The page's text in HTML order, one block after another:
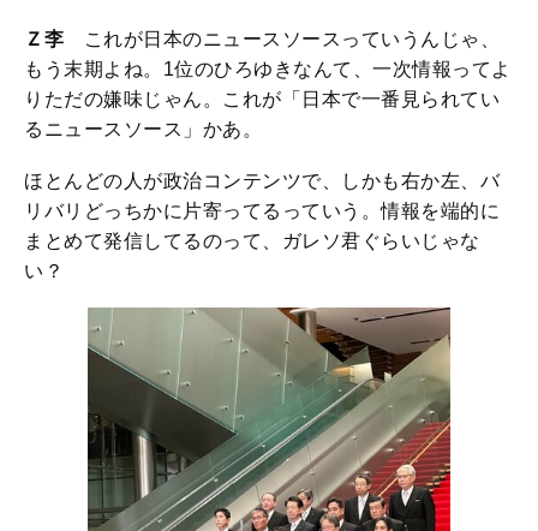
Ｚ李 これが日本のニュースソースっていうんじゃ、
もう末期よね。1位のひろゆきなんて、一次情報ってよ
りただの嫌味じゃん。これが「日本で一番見られてい
るニュースソース」かあ。
ほとんどの人が政治コンテンツで、しかも右か左、バ
リバリどっちかに片寄ってるっていう。情報を端的に
まとめて発信してるのって、ガレソ君ぐらいじゃな
い？